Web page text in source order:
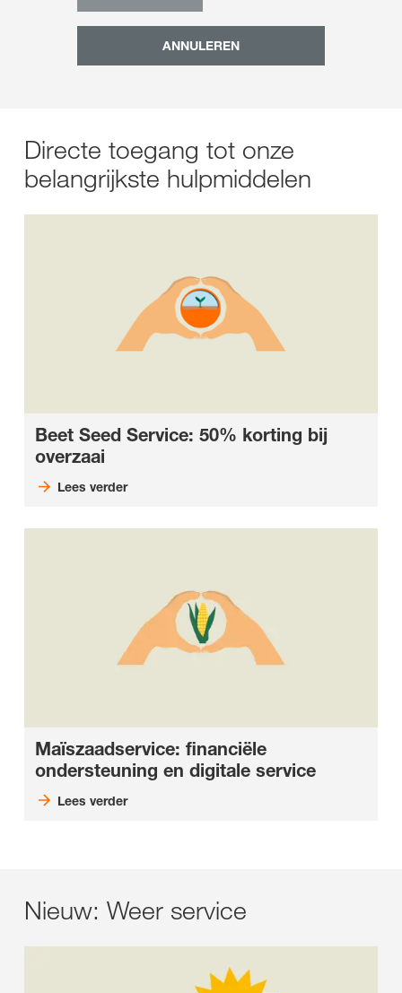
ANNULEREN
Directe toegang tot onze
belangrijkste hulpmiddelen
Beet Seed Service: 50% korting bij
overzaai
Lees verder
Maïszaadservice: financiële
ondersteuning en digitale service
Lees verder
Nieuw: Weer service